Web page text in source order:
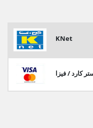
KNet
كارد / فيزا